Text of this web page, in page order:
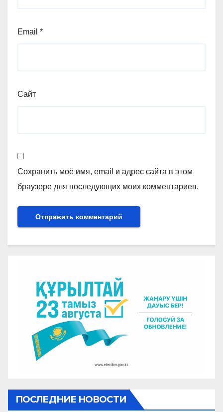
Email *
Сайт
Сохранить моё имя, email и адрес сайта в этом
браузере для последующих моих комментариев.
ПОСЛЕДНИЕ НОВОСТИ